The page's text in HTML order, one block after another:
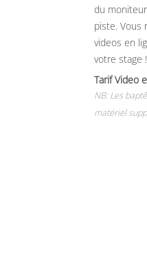
du
piste. Vous
videos en
votre stage !
Tarif Video
NB: Les
matériel